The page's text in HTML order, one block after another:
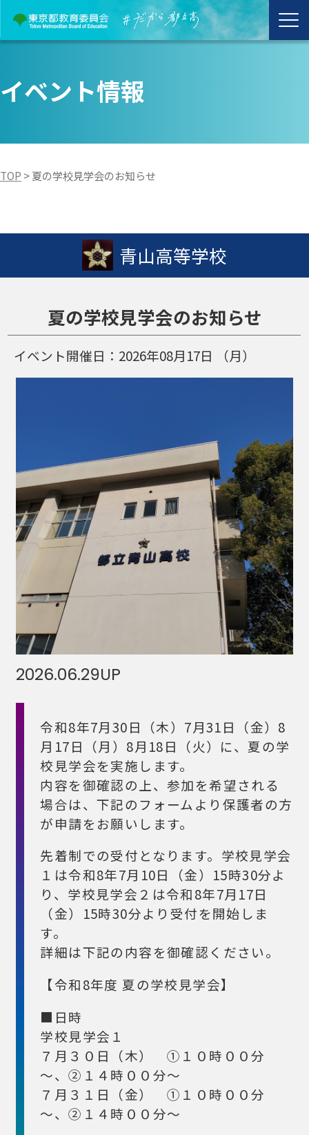
イベント情報
TOP >夏の学校見学会のお知らせ
青山高等学校
夏の学校見学会のお知らせ
イベント開催日： 2026年08月17日 （月）
2026.06.29UP
令和8年7月30日（木）7月31日（金）8
月17日（月）8月18日（火）に、夏の学
校見学会を実施します。
内容を御確認の上、参加を希望される
場合は、下記のフォームより保護者の方
が申請をお願いします。
先着制での受付となります。学校見学会
１は令和8年7月10日（金）15時30分よ
り、学校見学会２は令和8年7月17日
（金）15時30分より受付を開始しま
す。
詳細は下記の内容を御確認ください。
【令和8年度 夏の学校見学会】
■日時
学校見学会１
７月３０日（木） ①１０時００分
～、②１４時００分～
７月３１日（金） ①１０時００分
～、②１４時００分～